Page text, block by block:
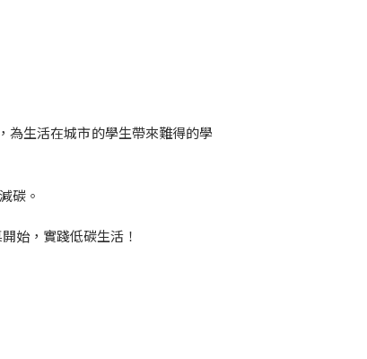
為生活在城市的學生帶來難得的學
碳。
始，實踐低碳生活！